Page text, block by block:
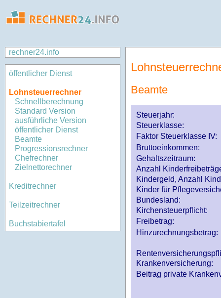
rechner24.info
öffentlicher Dienst
Lohnsteuerrechner
Schnellberechnung
Standard Version
ausführliche Version
öffentlicher Dienst
Beamte
Progressionsrechner
Chefrechner
Zielnettorechner
Kreditrechner
Teilzeitrechner
Buchstabiertafel
Beamte
Steuerjahr:
Steuerklasse:
Faktor Steuerklasse IV:
Bruttoeinkommen:
Gehaltszeitraum:
Anzahl
Kindergeld, Anzahl
Kinder für
Bundesland:
Kirchensteuerpflicht:
Freibetrag:
Hinzurechnungsbetrag:
Krankenversicherung:
Beitrag private